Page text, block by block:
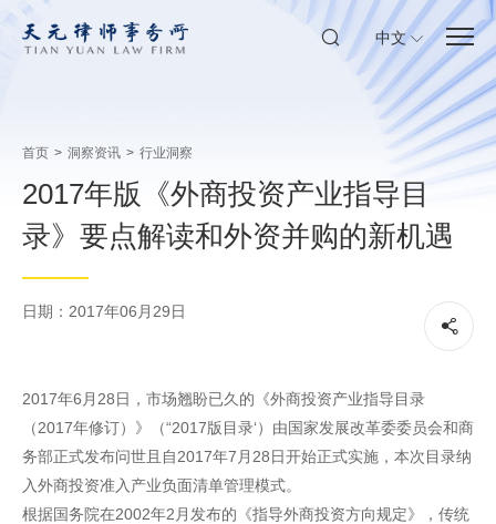
中文
首页 > 洞察资讯 > 行业洞察
2017年版《外商投资产业指导目
录》要点解读和外资并购的新机遇
日期：2017年06月29日
2017年6月28日，市场翘盼已久的《外商投资产业指导目录
（2017年修订）》（“2017版目录‘）由国家发展改革委委员会和商
务部正式发布问世且自2017年7月28日开始正式实施，本次目录纳
入外商投资准入产业负面清单管理模式。
根据国务院在2002年2月发布的《指导外商投资方向规定》，传统